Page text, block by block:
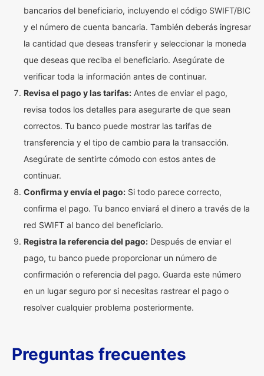
bancarios del beneficiario, incluyendo el código SWIFT/BIC
y el número de cuenta bancaria. También deberás ingresar
la cantidad que deseas transferir y seleccionar la moneda
que deseas que reciba el beneficiario. Asegúrate de
verificar toda la información antes de continuar.
Revisa el pago y las tarifas: Antes de enviar el pago,
revisa todos los detalles para asegurarte de que sean
correctos. Tu banco puede mostrar las tarifas de
transferencia y el tipo de cambio para la transacción.
Asegúrate de sentirte cómodo con estos antes de
continuar.
Confirma y envía el pago: Si todo parece correcto,
confirma el pago. Tu banco enviará el dinero a través de la
red SWIFT al banco del beneficiario.
Registra la referencia del pago: Después de enviar el
pago, tu banco puede proporcionar un número de
confirmación o referencia del pago. Guarda este número
en un lugar seguro por si necesitas rastrear el pago o
resolver cualquier problema posteriormente.
Preguntas frecuentes